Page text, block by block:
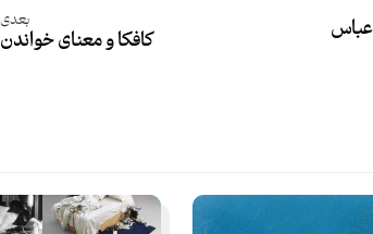
عباس
بعدی
کافکا و معنای خواندن